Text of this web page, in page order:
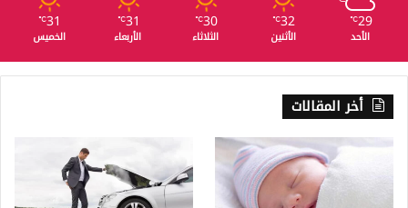
29
℃
الأحد
32
℃
الأثنين
30
℃
الثلاثاء
31
℃
الأربعاء
31
℃
الخميس
أخر المقالات